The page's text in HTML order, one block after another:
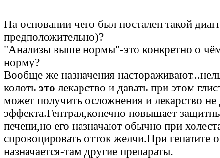
На основании чего был постален такой
предположительно)?
"Анализы выше нормы"-это конкретно о
норму?
Вообще же назначения
колоть это лекарство и давать при этом
может получить осложнения и лекарство не
эффекта.Гептрал,конечно повышает
печени,но его назначают обычно при
спровоцировать отток желчи.При гепатите
назначается-там другие препараты.